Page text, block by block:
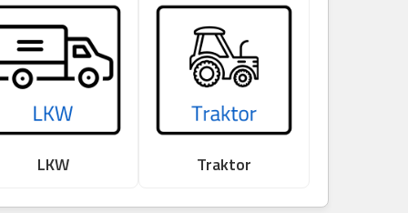
LKW Traktor